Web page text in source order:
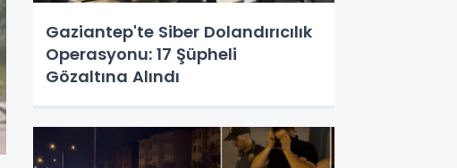
Gaziantep'te Siber Dolandırıcılık
Operasyonu: 17 Şüpheli
Gözaltına Alındı